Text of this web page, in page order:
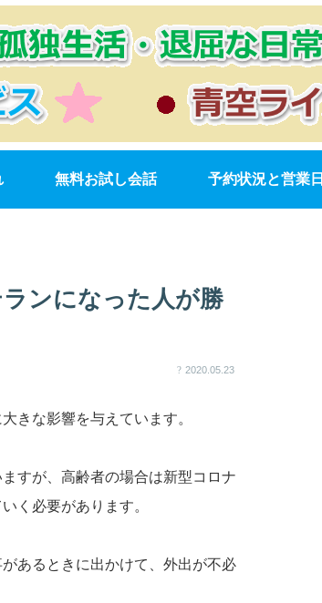
無料お試し会話 予約状況と営業日
ンになった人が勝
2020.05.23
きな影響を与えています。
すが、高齢者の場合は新型コロナ
く必要があります。
あるときに出かけて、外出が不必